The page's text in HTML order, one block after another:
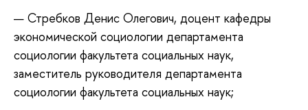
Стребков Денис Олегович, доцент кафедры
экономической социологии департамента
социологии факультета социальных наук,
заместитель руководителя департамента
социологии факультета социальных наук;